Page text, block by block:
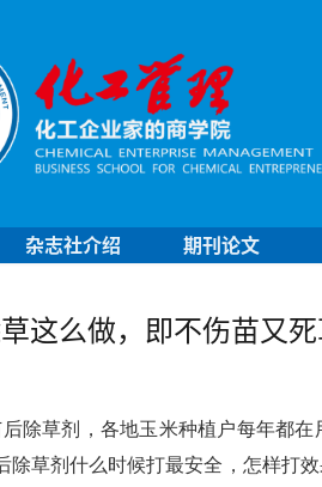
杂志社介绍 期刊论文
这么做，即不伤苗又
除草剂，各地玉米种植户每年都
除草剂什么时候打最安全，怎样打